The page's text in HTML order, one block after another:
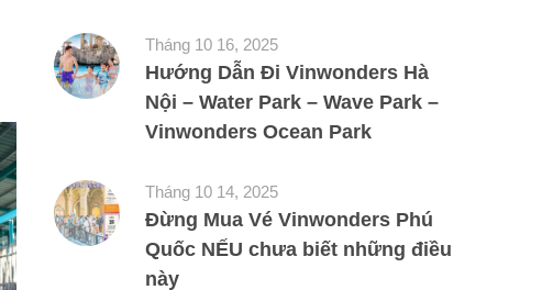
Tháng 10 16, 2025
Hướng Dẫn Đi Vinwonders Hà
Nội – Water Park – Wave Park –
Vinwonders Ocean Park
Tháng 10 14, 2025
Đừng Mua Vé Vinwonders Phú
Quốc NẾU chưa biết những điều
này